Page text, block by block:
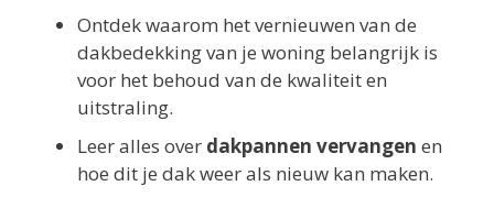
Ontdek waarom het vernieuwen van de
dakbedekking van je woning belangrijk is
voor het behoud van de kwaliteit en
uitstraling.
Leer alles over dakpannen vervangen en
hoe dit je dak weer als nieuw kan maken.